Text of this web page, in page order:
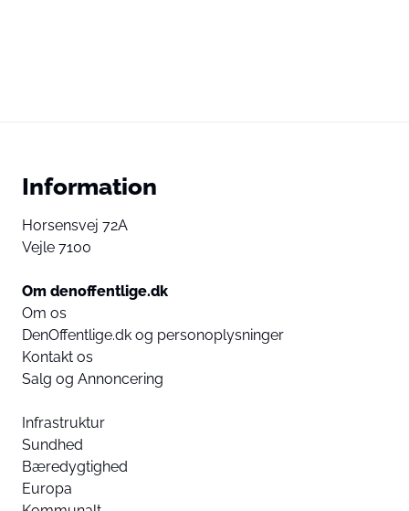
Information
Horsensvej 72A
Vejle 7100
Om denoffentlige.dk
Om os
DenOffentlige.dk og personoplysninger
Kontakt os
Salg og Annoncering
Infrastruktur
Sundhed
Bæredygtighed
Europa